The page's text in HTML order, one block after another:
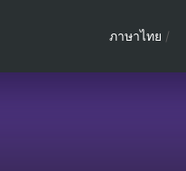
ภาษาไทย /